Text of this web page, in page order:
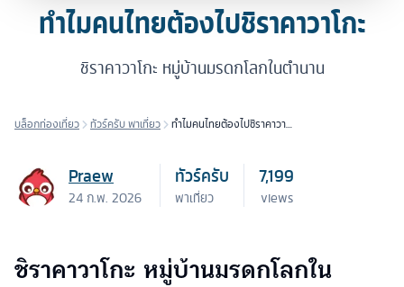
ทำไมคนไทยต้องไปชิราคาวาโกะ
ชิราคาวาโกะ หมู่บ้านมรดกโลกในตำนาน
บล็อกท่องเที่ยว ทัวร์ครับ พาเที่ยว
ทำไมคนไทยต้องไปชิราคาวา
Praew
24 ก.พ. 2026
ทัวร์ครับ
พาเที่ยว
7,199
views
ชิราคาวาโกะ หมู่บ้านมรดกโลกใน